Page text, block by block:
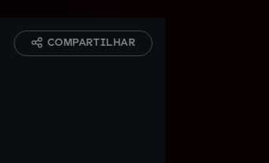
COMPARTILHAR